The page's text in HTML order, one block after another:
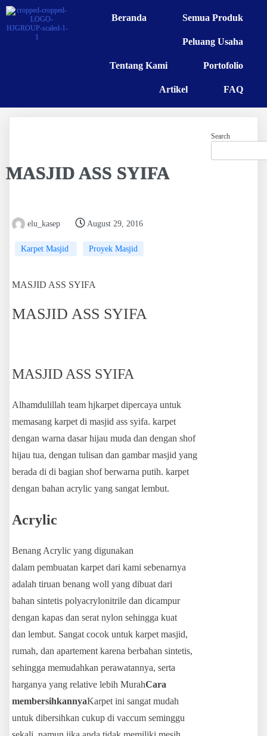
Beranda Semua Produk
Peluang Usaha
Tentang Kami Portofolio
Artikel FAQ
MASJID ASS SYIFA
elu_kasep August 29, 2016
Karpet Masjid Proyek Masjid
MASJID ASS SYIFA
MASJID ASS SYIFA
MASJID ASS SYIFA
Alhamdulillah team hjkarpet dipercaya untuk
memasang karpet di masjid ass syifa. karpet
dengan warna dasar hijau muda dan dengan shof
hijau tua, dengan tulisan dan gambar masjid yang
berada di di bagian shof berwarna putih. karpet
dengan bahan acrylic yang sangat lembut.
Acrylic
Benang Acrylic yang digunakan
dalam pembuatan karpet dari kami sebenarnya
adalah tiruan benang woll yang dibuat dari
bahan sintetis polyacrylonitrile dan dicampur
dengan kapas dan serat nylon sehingga kuat
dan lembut. Sangat cocok untuk karpet masjid,
rumah, dan apartement karena berbahan sintetis,
sehingga memudahkan perawatannya, serta
harganya yang relative lebih MurahCara
membersihkannyaKarpet ini sangat mudah
untuk dibersihkan cukup di vaccum seminggu
Search